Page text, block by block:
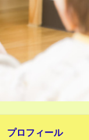
プロフィール